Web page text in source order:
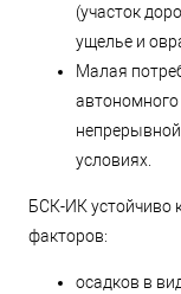
(участок
ущелье и
Малая
автономного
условиях.
БСК-ИК устойчиво
факторов:
осадков в